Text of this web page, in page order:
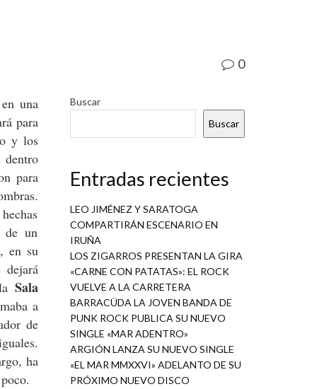
0
una
para
y los
dentro
para
de un
en su
Sala
a
de
ha
Buscar
Buscar
Entradas recientes
LEO JIMÉNEZ Y SARATOGA
COMPARTIRÁN ESCENARIO EN
IRUÑA
LOS ZIGARROS PRESENTAN LA GIRA
«CARNE CON PATATAS»: EL ROCK
VUELVE A LA CARRETERA
BARRACÜDA LA JOVEN BANDA DE
PUNK ROCK PUBLICA SU NUEVO
SINGLE «MAR ADENTRO»
ARGIÓN LANZA SU NUEVO SINGLE
«EL MAR MMXXVI» ADELANTO DE SU
PRÓXIMO NUEVO DISCO